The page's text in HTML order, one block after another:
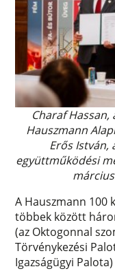
Charaf Hassan,
Hauszmann
Erős István,
együttműködési
A Hauszmann 100
többek között
(az Oktogonnal
Törvénykezési
Igazságügyi